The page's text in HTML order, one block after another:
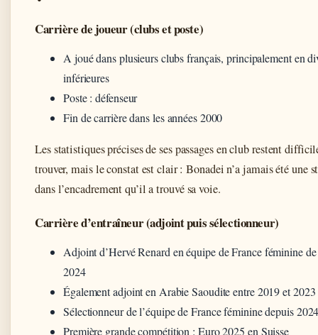
Carrière de joueur (clubs et poste)
A joué dans plusieurs clubs français, principalement en
inférieures
Poste : défenseur
Fin de carrière dans les années 2000
Les statistiques précises de ses passages en club restent
trouver, mais le constat est clair : Bonadei n’a jamais été une
dans l’encadrement qu’il a trouvé sa voie.
Carrière d’entraîneur (adjoint puis sélectionneur)
Adjoint d’Hervé Renard en équipe de France féminine
2024
Également adjoint en Arabie Saoudite entre 2019 et 2023
Sélectionneur de l’équipe de France féminine depuis
Première grande compétition : Euro 2025 en Suisse